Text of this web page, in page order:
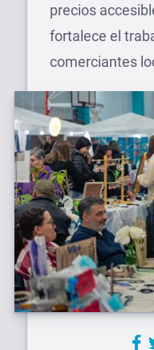
precios
fortalece el
comerciantes